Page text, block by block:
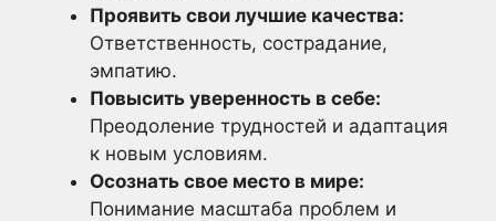
Проявить свои лучшие качества:
Ответственность, сострадание,
эмпатию.
Повысить уверенность в себе:
Преодоление трудностей и адаптация
к новым условиям.
Осознать свое место в мире:
Понимание масштаба проблем и